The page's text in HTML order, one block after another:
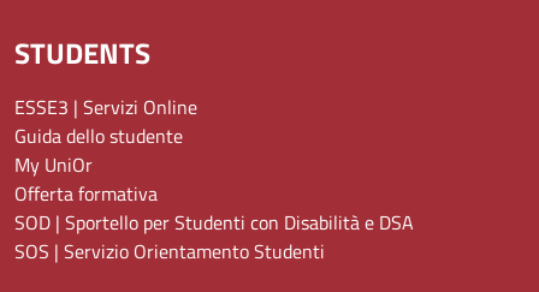
STUDENTS
ESSE3 | Servizi Online
Guida dello studente
My UniOr
Offerta formativa
SOD | Sportello per Studenti con Disabilità e DSA
SOS | Servizio Orientamento Studenti